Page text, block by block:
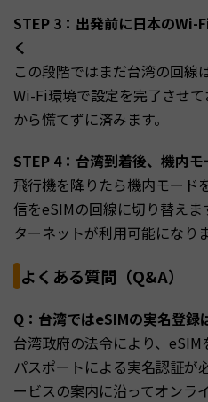
STEP 3：出発前に日本のWi-
く
この段階ではまだ台湾の回線
Wi-Fi環境で設定を完了させ
から慌てずに済みます。
STEP 4：台湾到着後、機内
飛行機を降りたら機内モード
信をeSIMの回線に切り替え
ターネットが利用可能になりま
よくある質問（Q&A）
Q：台湾ではeSIMの実名登録
台湾政府の法令により、
パスポートによる実名認証が
ービスの案内に沿ってオンラ